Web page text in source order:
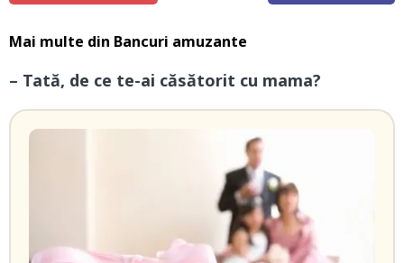
Mai multe din Bancuri amuzante
– Tată, de ce te-ai căsătorit cu mama?